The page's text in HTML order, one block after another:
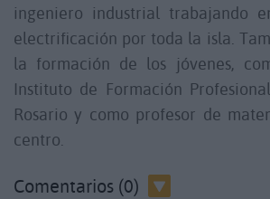
ingeniero industrial trabajando
electrificación por toda la isla.
la formación de los jóvenes,
Instituto de Formación
Rosario y como profesor de
centro.
Comentarios (0)